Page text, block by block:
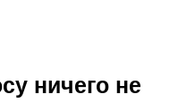
ничего не